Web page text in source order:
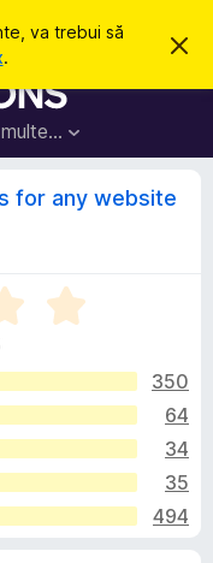
va trebui să
.
R
g
a
t
i
f
i
c
r
e
Intră în cont
for any website
350
64
34
35
494